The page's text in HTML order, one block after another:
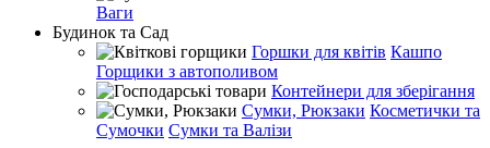
Ваги
Будинок та Сад
Горшки для квітів Кашпо
Горщики з автополивом
Контейнери для зберігання
Сумки, Рюкзаки Косметички та
Сумочки Сумки та Валізи